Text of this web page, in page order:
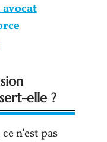
elle ?
ce n’est pas